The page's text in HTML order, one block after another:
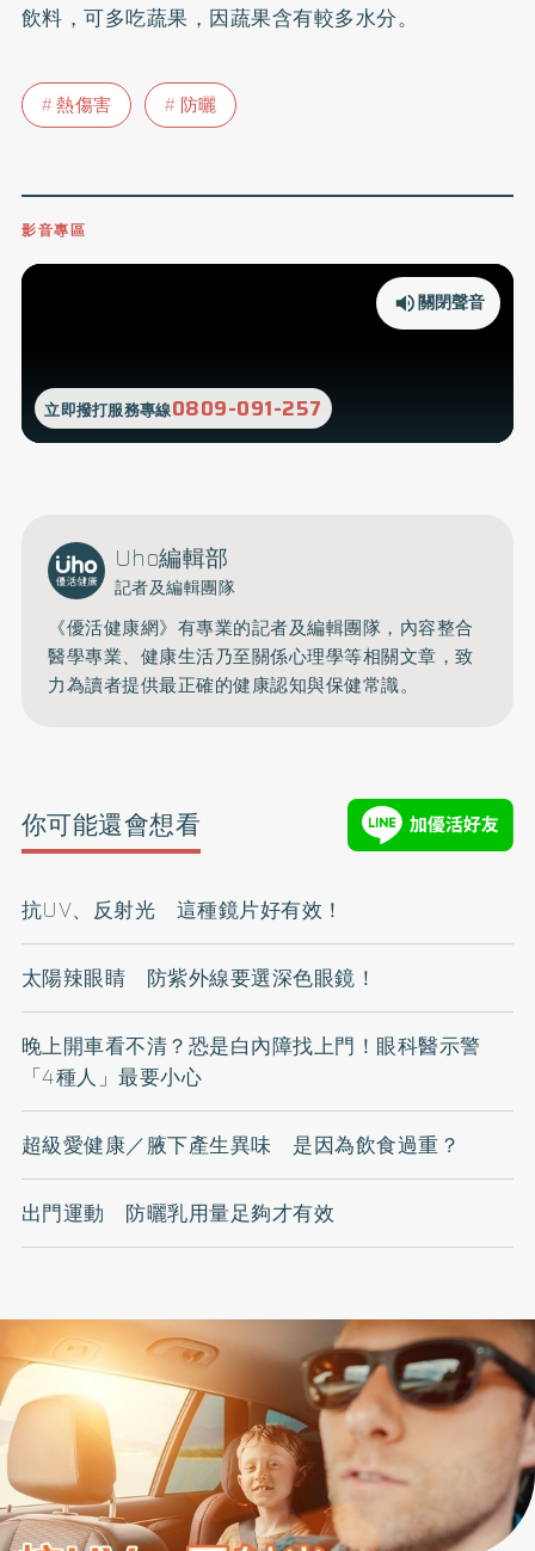
飲料，可多吃蔬果，因蔬果含有較多水分。
熱傷害 防曬
影音專區
立即撥打服務專線0809-091-257
關閉聲音
Uho編輯部
記者及編輯團隊
《優活健康網》有專業的記者及編輯團隊，內容整合
醫學專業、健康生活乃至關係心理學等相關文章，致
力為讀者提供最正確的健康認知與保健常識。
你可能還會想看
抗UV、反射光 這種鏡片好有效！
太陽辣眼睛 防紫外線要選深色眼鏡！
晚上開車看不清？恐是白內障找上門！眼科醫示警
「4種人」最要小心
超級愛健康／腋下產生異味 是因為飲食過重？
出門運動 防曬乳用量足夠才有效